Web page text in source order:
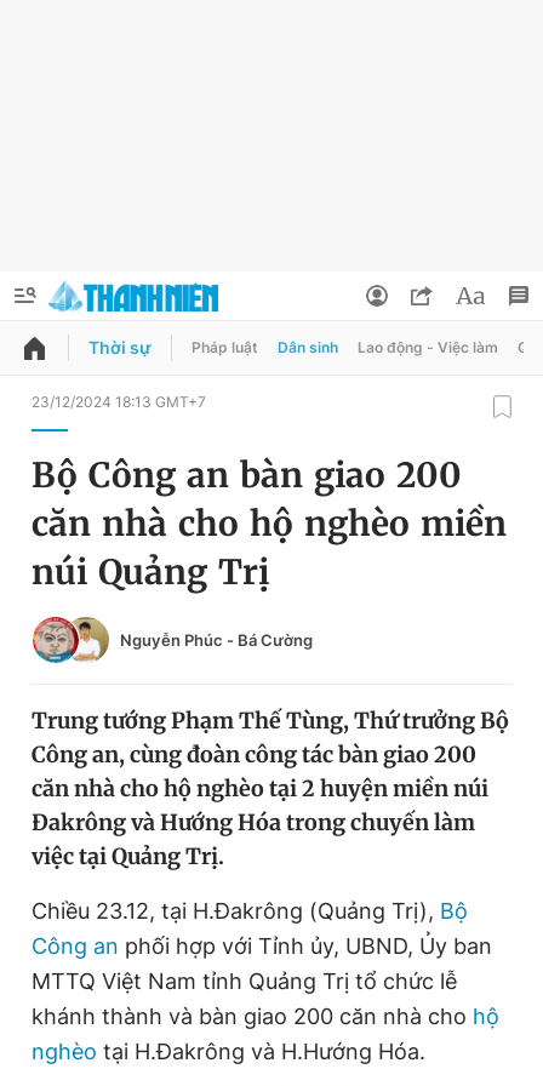
QUẢNG CÁO
Chuyên mục
Chuyên mục khác
Chào ngày mới Tin 24h
Tin 360
Video Magazine
Sản phẩm khác
Tiện ích Bạn cần biết
Thông tin tòa soạn Liên hệ quảng cáo
Đổi mật khẩu
Tin đã lưu
Tin đã xem
Đăng xuất
Thời sự Pháp luật Dân sinh Lao động - Việc làm
23/12/2024 18:13 GMT+7
Bộ Công an bàn giao 200
căn nhà cho hộ nghèo miền
núi Quảng Trị
Nguyễn Phúc - Bá Cường
Trung tướng Phạm Thế Tùng, Thứ trưởng Bộ
Công an, cùng đoàn công tác bàn giao 200
căn nhà cho hộ nghèo tại 2 huyện miền núi
Đakrông và Hướng Hóa trong chuyến làm
việc tại Quảng Trị.
Chiều 23.12, tại H.Đakrông (Quảng Trị), Bộ
Công an phối hợp với Tỉnh ủy, UBND, Ủy ban
MTTQ Việt Nam tỉnh Quảng Trị tổ chức lễ
khánh thành và bàn giao 200 căn nhà cho hộ
nghèo tại H.Đakrông và H.Hướng Hóa.